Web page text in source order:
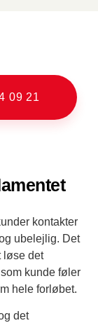
09 21
kontakter
ubelejlig. Det
løse det
kunde føler
hele forløbet.
det